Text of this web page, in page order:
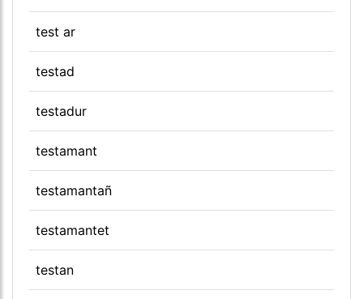
test ar
testad
testadur
testamant
testamantañ
testamantet
testan